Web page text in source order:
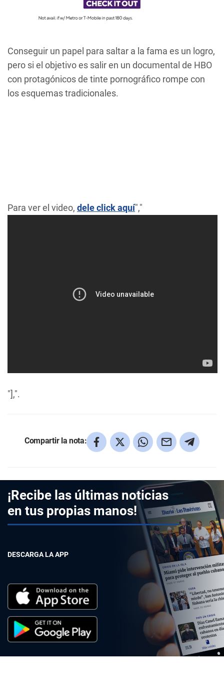
Conseguir un papel para saltar a la fama es un logro,
pero si el objetivo es salir en un documental de HBO
con protagónicos de tinte pornográfico rompe con
los esquemas tradicionales.
Para ver el video, dele click aquí","
"],".
Compartir la nota:
¡Recibe las últimas noticias
en tus propias manos!
DESCARGA LA APP